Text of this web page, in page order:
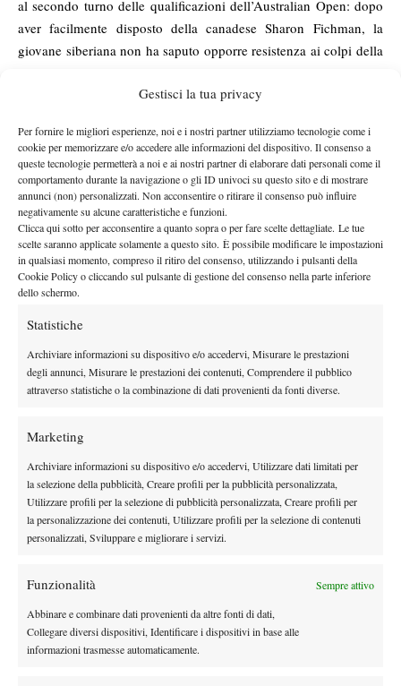
Gestisci la tua privacy
Per fornire le migliori esperienze, noi e i nostri partner utilizziamo tecnologie come i
cookie per memorizzare e/o accedere alle informazioni del dispositivo. Il consenso a
queste tecnologie permetterà a noi e ai nostri partner di elaborare dati personali come il
comportamento durante la navigazione o gli ID univoci su questo sito e di mostrare
annunci (non) personalizzati. Non acconsentire o ritirare il consenso può influire
negativamente su alcune caratteristiche e funzioni.
Clicca qui sotto per acconsentire a quanto sopra o per fare scelte dettagliate. Le tue
scelte saranno applicate solamente a questo sito. È possibile modificare le impostazioni
in qualsiasi momento, compreso il ritiro del consenso, utilizzando i pulsanti della
Cookie Policy o cliccando sul pulsante di gestione del consenso nella parte inferiore
dello schermo.
Statistiche
Archiviare informazioni su dispositivo e/o accedervi, Misurare le prestazioni
degli annunci, Misurare le prestazioni dei contenuti, Comprendere il pubblico
attraverso statistiche o la combinazione di dati provenienti da fonti diverse.
Marketing
Archiviare informazioni su dispositivo e/o accedervi, Utilizzare dati limitati per
la selezione della pubblicità, Creare profili per la pubblicità personalizzata,
Utilizzare profili per la selezione di pubblicità personalizzata, Creare profili per
la personalizzazione dei contenuti, Utilizzare profili per la selezione di contenuti
personalizzati, Sviluppare e migliorare i servizi.
Funzionalità Sempre attivo
Abbinare e combinare dati provenienti da altre fonti di dati,
Collegare diversi dispositivi, Identificare i dispositivi in base alle
informazioni trasmesse automaticamente.
al secondo turno delle qualificazioni dell’Australian Open: dopo
aver facilmente disposto della canadese Sharon Fichman, la
giovane siberiana non ha saputo opporre resistenza ai colpi della
tabellone di singolare.
magna all’ultimo U.S. Open, la canadese, classe 1997, ci ha
riprovato agli Australian Open, ma dopo il set conquistato ai
danni di Shahar Peer nel primo turno, si è arresa al suo ritorno,
che le è costate il prosieguo nel torneo.
Ingrid Neel:ha cercato la qualificazione nel 25.000 di Plantation
(terra rossa, outdoor) la 16enne della Pennsylvania, ma la sua
corsa si è fermata al secondo turno, al cospetto della colombiana
Yuliana Lizarazo.
Nathalia Vikhlyantseva:
per la giovane russa che si è arresa nel secondo turno delle
qualificazioni alla nostra Maria Elena Camerin (giunta poi ai
di Plantation, su terra outdoor.
la campionessa del Roland Garros junior 2014 con una
semifinale, partendo dalle qualificazioni, nel torneo di Plantation.
Un cammino netto fino ai quarti di finale per la russa che non ha
perso un set, battendo, tra le altre, la tedesca Pfizenmaier, testa di
arrendersi infine alla futura vincitrice del torneo, Sachia Vickery,
al termine di due frazioni spintesi fino al tiebreak.
FUORIQUOTA
Il migliore:la copertina spetta a